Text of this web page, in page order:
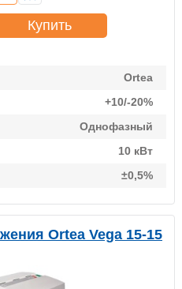
Ortea
+10/-20%
Однофазный
10 кВт
±0,5%
Купить
Ortea Vega 15-15